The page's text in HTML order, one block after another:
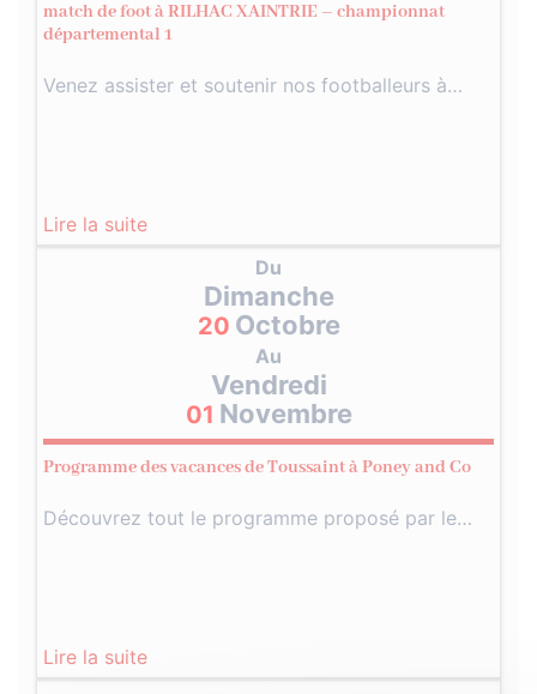
match de foot à RILHAC XAINTRIE – championnat
départemental 1
Venez assister et soutenir nos footballeurs à…
Lire la suite
Du
Dimanche
20 Octobre
Au
Vendredi
01 Novembre
Programme des vacances de Toussaint à Poney and Co
Découvrez tout le programme proposé par le…
Lire la suite